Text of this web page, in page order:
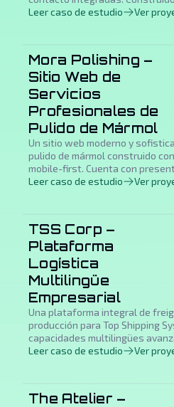
CSS para elevar su marca y
Leer caso de estudio Ver
Mora Polishing –
Sitio Web de
Servicios
Profesionales de
Pulido de Mármol
Un sitio web moderno y
pulido de mármol construido
mobile-first. Cuenta con
servicios, galerías de proyectos
Leer caso de estudio Ver
TSS Corp –
Plataforma
Logística
Multilingüe
Empresarial
Una plataforma integral de
producción para Top Shipping
capacidades multilingües
de gestión de cotizaciones,
Leer caso de estudio Ver
The Atelier –